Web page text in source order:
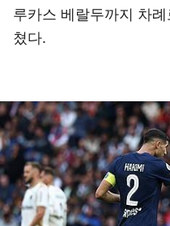
루카스 베랄두까지 차
쳤다.